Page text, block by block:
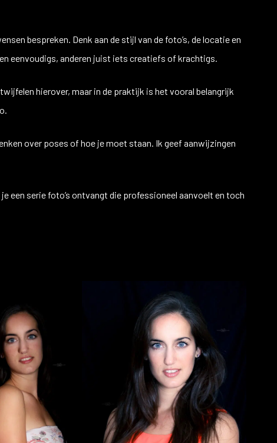
bespreken. Denk aan de stijl van de foto’s, de locatie en
eenvoudigs, anderen juist iets creatiefs of krachtigs.
hierover, maar in de praktijk is het vooral belangrijk
over poses of hoe je moet staan. Ik geef aanwijzingen
een serie foto’s ontvangt die professioneel aanvoelt en toch